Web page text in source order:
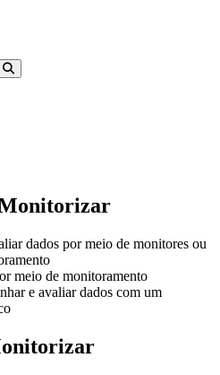
dados por meio de monitores ou
meio de monitoramento
e avaliar dados com um